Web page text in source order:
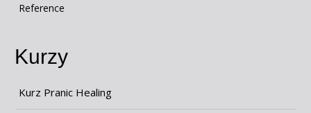
Reference
Kurzy
Kurz Pranic Healing